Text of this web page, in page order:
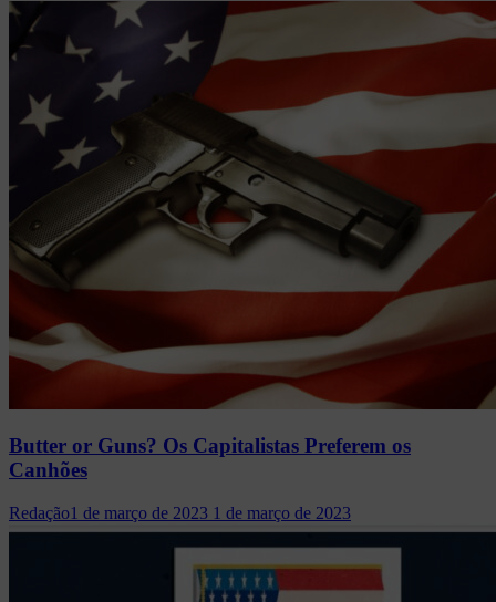
Butter or Guns? Os Capitalistas Preferem os
Canhões
Redação1 de março de 2023 1 de março de 2023